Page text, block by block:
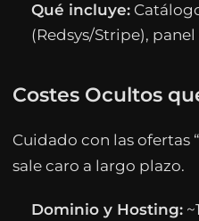
Qué incluye:
(Redsys/Stripe),
Costes Ocultos
Cuidado con las ofertas
sale caro a largo plazo.
Dominio y Hosting: